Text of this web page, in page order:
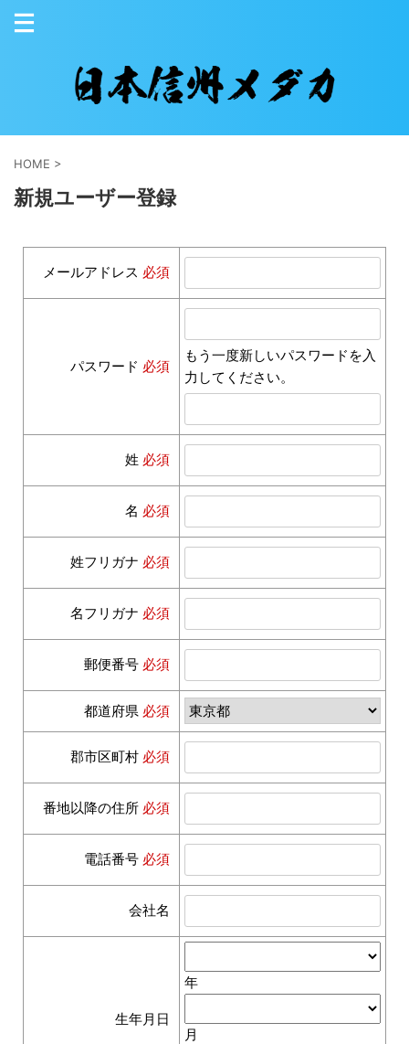
HOME >
新規ユーザー登録
メールアドレス 必須
パスワード 必須
もう一度新しいパスワードを入
力してください。
姓 必須
名 必須
姓フリガナ 必須
名フリガナ 必須
郵便番号 必須
都道府県 必須
郡市区町村 必須
番地以降の住所 必須
電話番号 必須
会社名
生年月日
年
月